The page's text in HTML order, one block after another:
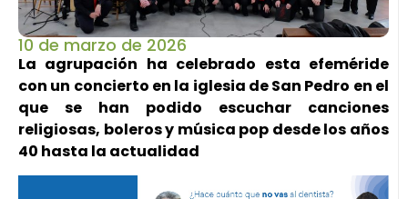
10 de marzo de 2026
La agrupación ha celebrado esta efeméride
con un concierto en la iglesia de San Pedro en el
que se han podido escuchar canciones
religiosas, boleros y música pop desde los años
40 hasta la actualidad